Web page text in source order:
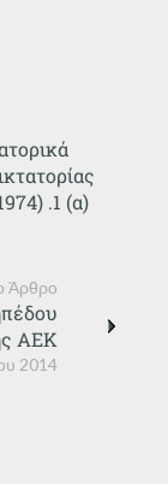
.1 (α)
Άρθρο
2014
ΑΕΚ